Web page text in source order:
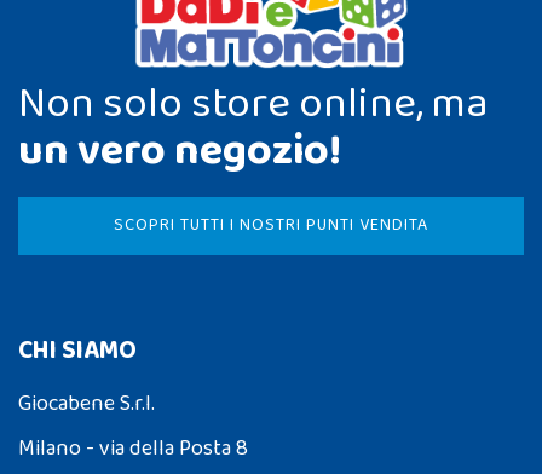
Non solo store online, ma
un vero negozio!
SCOPRI TUTTI I NOSTRI PUNTI VENDITA
CHI SIAMO
Giocabene S.r.l.
Milano - via della Posta 8